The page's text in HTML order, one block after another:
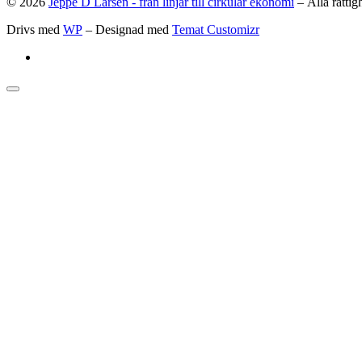
Drivs med WP – Designad med Temat Customizr